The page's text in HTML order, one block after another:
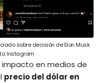
sobre decisión de Elon Musk
Instagram
en medios de
precio del dólar en